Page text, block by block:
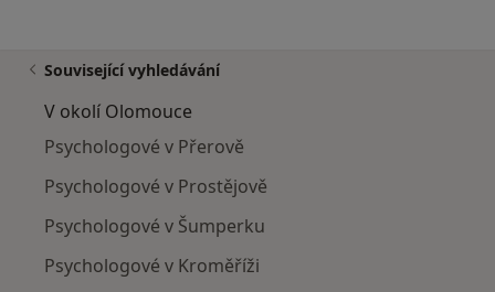
Související vyhledávání
V okolí Olomouce
Psychologové v Přerově
Psychologové v Prostějově
Psychologové v Šumperku
Psychologové v Kroměříži